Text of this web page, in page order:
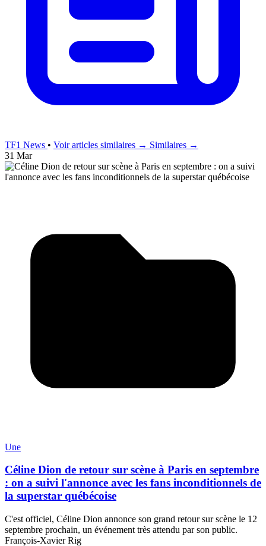
TF1 News • Voir articles similaires → Similaires →
31 Mar
Une
Céline Dion de retour sur scène à Paris en septembre
: on a suivi l'annonce avec les fans inconditionnels de
la superstar québécoise
C'est officiel, Céline Dion annonce son grand retour sur scène le 12
septembre prochain, un événement très attendu par son public.
François-Xavier Rig